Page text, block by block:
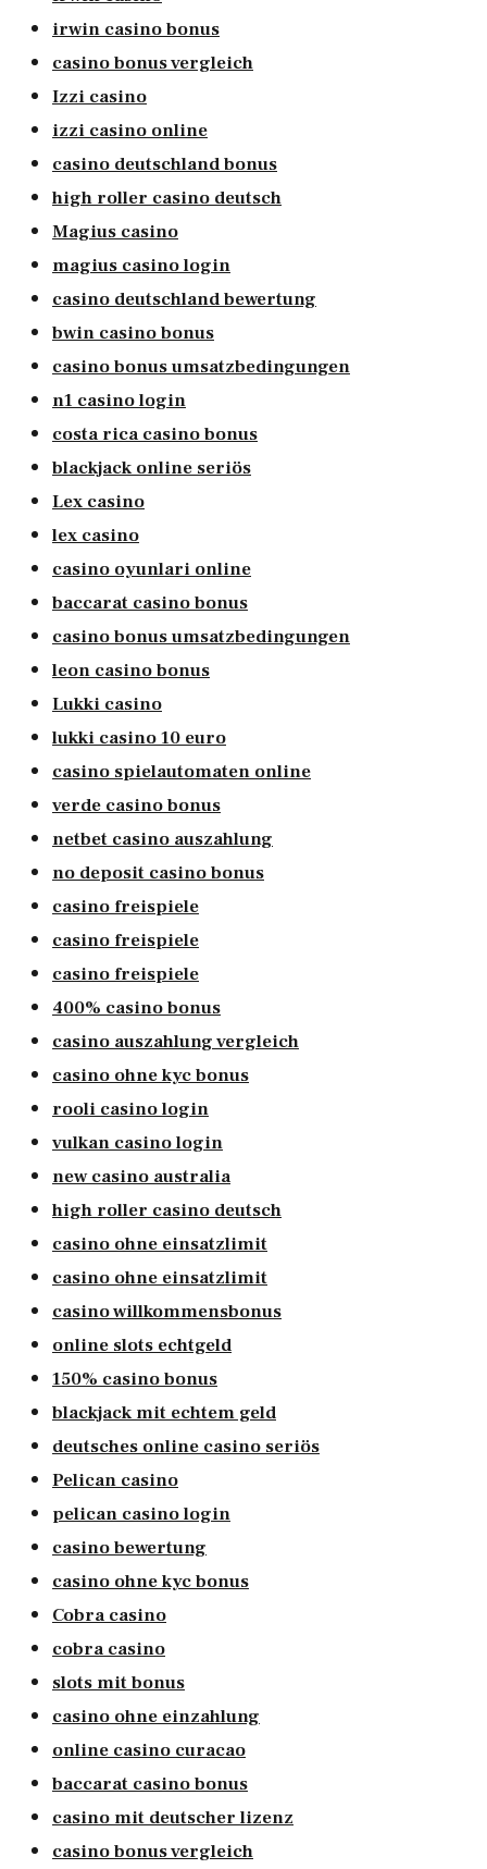
irwin casino bonus
casino bonus vergleich
Izzi casino
izzi casino online
casino deutschland bonus
high roller casino deutsch
Magius casino
magius casino login
casino deutschland bewertung
bwin casino bonus
casino bonus umsatzbedingungen
n1 casino login
costa rica casino bonus
blackjack online seriös
Lex casino
lex casino
casino oyunlari online
baccarat casino bonus
casino bonus umsatzbedingungen
leon casino bonus
Lukki casino
lukki casino 10 euro
casino spielautomaten online
verde casino bonus
netbet casino auszahlung
no deposit casino bonus
casino freispiele
casino freispiele
casino freispiele
400% casino bonus
casino auszahlung vergleich
casino ohne kyc bonus
rooli casino login
vulkan casino login
new casino australia
high roller casino deutsch
casino ohne einsatzlimit
casino ohne einsatzlimit
casino willkommensbonus
online slots echtgeld
150% casino bonus
blackjack mit echtem geld
deutsches online casino seriös
Pelican casino
pelican casino login
casino bewertung
casino ohne kyc bonus
Cobra casino
cobra casino
slots mit bonus
casino ohne einzahlung
online casino curacao
baccarat casino bonus
casino mit deutscher lizenz
casino bonus vergleich